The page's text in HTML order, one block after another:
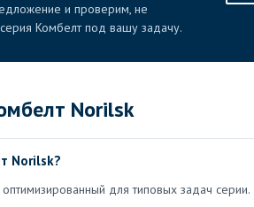
и проверим, не
Комбелт под вашу задачу.
Norilsk
Norilsk?
для типовых задач серии.